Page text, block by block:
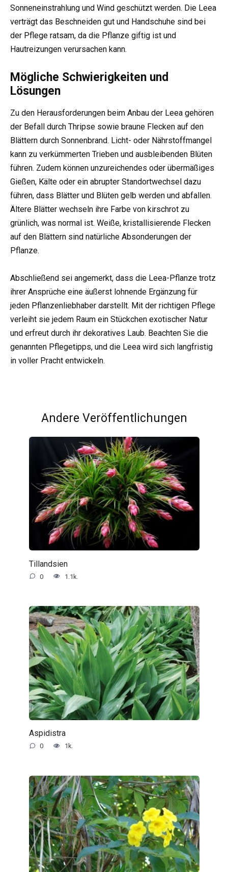
Sonneneinstrahlung und Wind geschützt werden. Die Leea
verträgt das Beschneiden gut und Handschuhe sind bei
der Pflege ratsam, da die Pflanze giftig ist und
Hautreizungen verursachen kann.
Mögliche Schwierigkeiten und
Lösungen
Zu den Herausforderungen beim Anbau der Leea gehören
der Befall durch Thripse sowie braune Flecken auf den
Blättern durch Sonnenbrand. Licht- oder Nährstoffmangel
kann zu verkümmerten Trieben und ausbleibenden Blüten
führen. Zudem können unzureichendes oder übermäßiges
Gießen, Kälte oder ein abrupter Standortwechsel dazu
führen, dass Blätter und Blüten gelb werden und abfallen.
Ältere Blätter wechseln ihre Farbe von kirschrot zu
grünlich, was normal ist. Weiße, kristallisierende Flecken
auf den Blättern sind natürliche Absonderungen der
Pflanze.
Abschließend sei angemerkt, dass die Leea-Pflanze trotz
ihrer Ansprüche eine äußerst lohnende Ergänzung für
jeden Pflanzenliebhaber darstellt. Mit der richtigen Pflege
verleiht sie jedem Raum ein Stückchen exotischer Natur
und erfreut durch ihr dekoratives Laub. Beachten Sie die
genannten Pflegetipps, und die Leea wird sich langfristig
in voller Pracht entwickeln.
Andere Veröffentlichungen
Tillandsien
0 1.1k.
Aspidistra
0 1k.